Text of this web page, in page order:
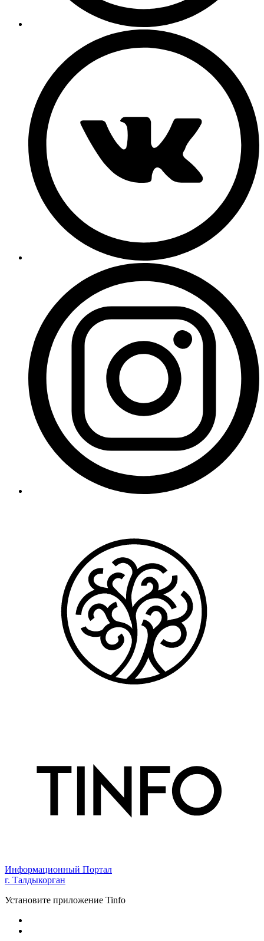
Информационный Портал
г. Талдыкорган
Установите приложение Tinfo